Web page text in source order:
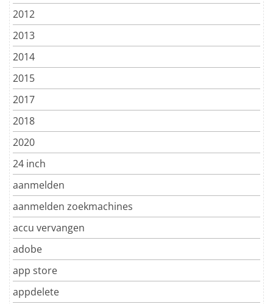
2012
2013
2014
2015
2017
2018
2020
24 inch
aanmelden
aanmelden zoekmachines
accu vervangen
adobe
app store
appdelete